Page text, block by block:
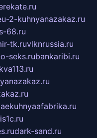
2-kuhnyanazakaz.ru
68.ru
tk.ruvlknrussia.ru
seks.rubankaribi.ru
dark-sand.ru